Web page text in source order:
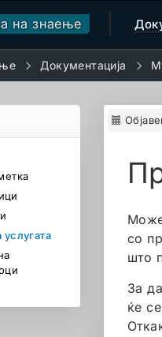
на знаење
Документација
со
што
За
ќе